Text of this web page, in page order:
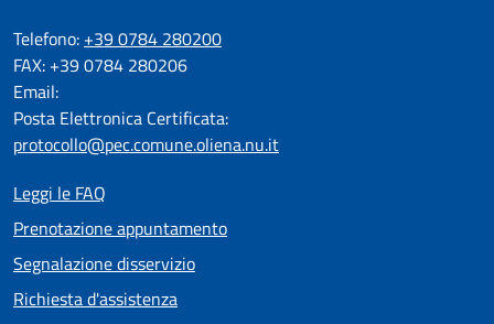
Telefono: +39 0784 280200
FAX: +39 0784 280206
Email:
Posta Elettronica Certificata:
protocollo@pec.comune.oliena.nu.it
Leggi le FAQ
Prenotazione appuntamento
Segnalazione disservizio
Richiesta d'assistenza